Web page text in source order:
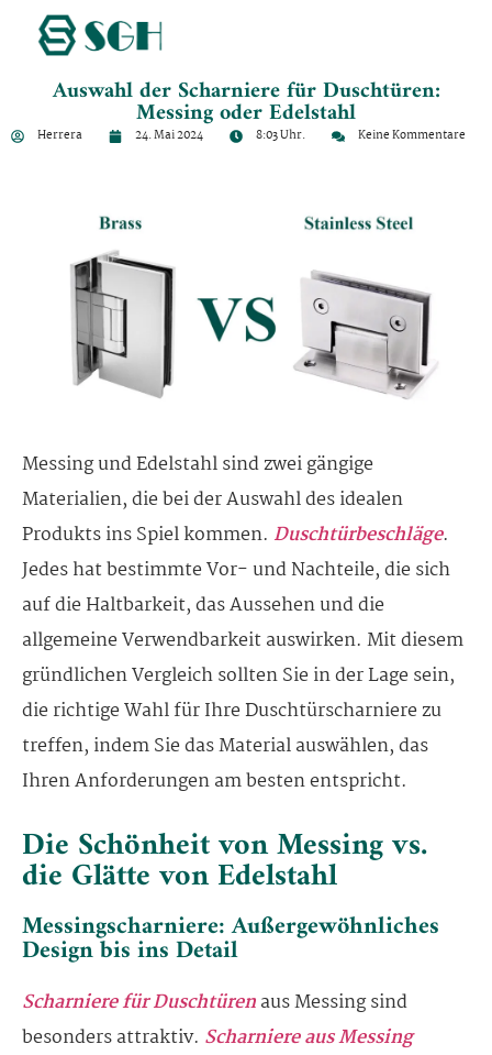
Auswahl der Scharniere für Duschtüren:
Messing oder Edelstahl
Herrera 24. Mai 2024 8:03 Uhr. Keine Kommentare
Messing und Edelstahl sind zwei gängige
Materialien, die bei der Auswahl des idealen
Produkts ins Spiel kommen. Duschtürbeschläge.
Jedes hat bestimmte Vor- und Nachteile, die sich
auf die Haltbarkeit, das Aussehen und die
allgemeine Verwendbarkeit auswirken. Mit diesem
gründlichen Vergleich sollten Sie in der Lage sein,
die richtige Wahl für Ihre Duschtürscharniere zu
treffen, indem Sie das Material auswählen, das
Ihren Anforderungen am besten entspricht.
Die Schönheit von Messing vs.
die Glätte von Edelstahl
Messingscharniere: Außergewöhnliches
Design bis ins Detail
Scharniere für Duschtürenaus Messing sind
besonders attraktiv. Scharniere aus Messing